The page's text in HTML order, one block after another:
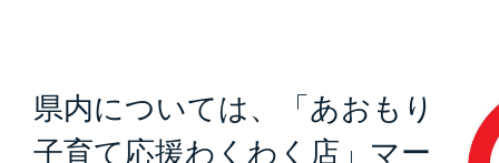
県内については、「あおもり
子育て応援わくわく店」マー